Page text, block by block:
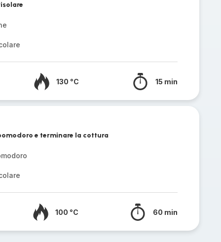
130 °C 15 min
e terminare la cottura
100 °C 60 min